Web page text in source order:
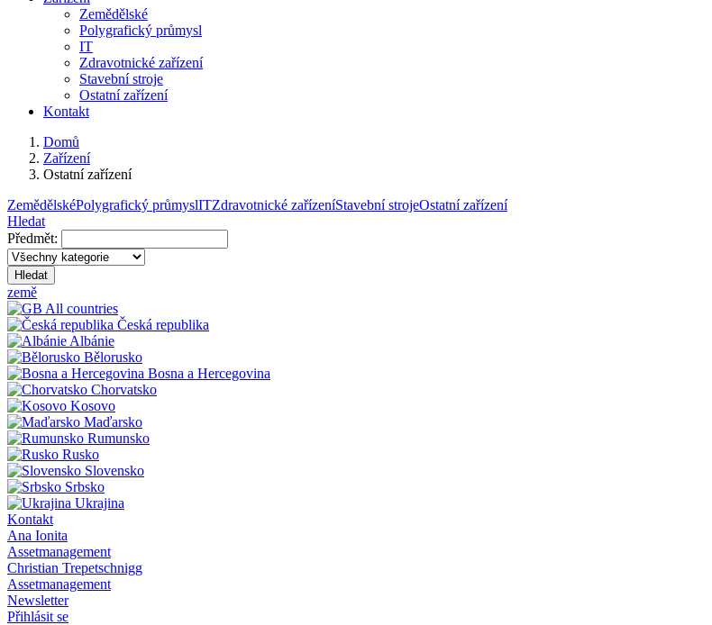
Zemědělské
Polygrafický průmysl
IT
Zdravotnické zařízení
Stavební stroje
Ostatní zařízení
Kontakt
Domů
Zařízení
Ostatní zařízení
ZemědělskéPolygrafický průmyslITZdravotnické zařízeníStavební strojeOstatní zařízení
Hledat
Předmět:
Hledat
země
All countries
Česká republika
Albánie
Bělorusko
Bosna a Hercegovina
Chorvatsko
Kosovo
Maďarsko
Rumunsko
Rusko
Slovensko
Srbsko
Ukrajina
Kontakt
Ana Ionita
Assetmanagement
Christian Trepetschnigg
Assetmanagement
Newsletter
Přihlásit se